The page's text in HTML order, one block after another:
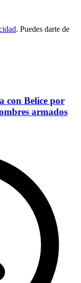
. Puedes darte de
con Belice por
armados